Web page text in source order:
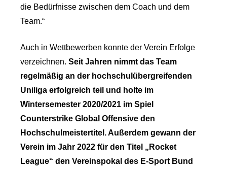
die Bedürfnisse zwischen dem Coach und dem
Team.“
Auch in Wettbewerben konnte der Verein Erfolge
verzeichnen. Seit Jahren nimmt das Team
regelmäßig an der hochschulübergreifenden
Uniliga erfolgreich teil und holte im
Wintersemester 2020/2021 im Spiel
Counterstrike Global Offensive den
Hochschulmeistertitel. Außerdem gewann der
Verein im Jahr 2022 für den Titel „Rocket
League“ den Vereinspokal des E-Sport Bund